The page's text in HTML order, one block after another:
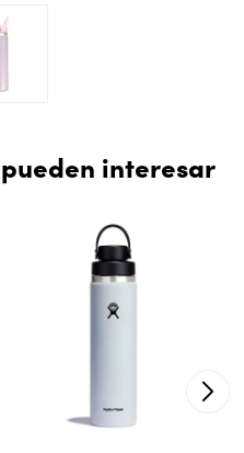
interesar